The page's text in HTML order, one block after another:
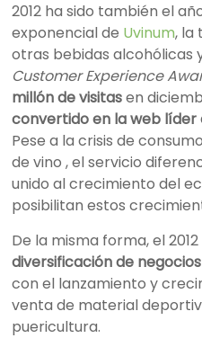
2012 ha sido también el
exponencial de Uvinum, la
otras bebidas alcohólicas
Customer Experience
millón de visitasen
convertido en la web líder
Pese a la crisis de
de vino , el servicio
unido al crecimiento del
posibilitan estos
De la misma forma, el
diversificación de negocios
con el lanzamiento y
venta de material
puericultura.